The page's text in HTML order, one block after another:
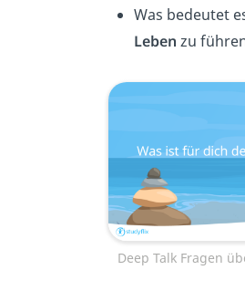
Was bedeutet
Leben zu
Deep Talk Fragen